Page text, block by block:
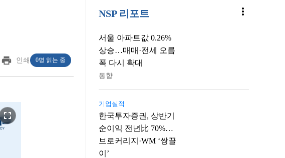
print 인쇄 0명 읽는 중
fullscreen
NSP 리포트 more_vert
서울 아파트값 0.26%
상승…매매·전세 오름
폭 다시 확대
동향
기업실적
한국투자증권, 상반기
순이익 전년比 70%…
브로커리지·WM ‘쌍끌
이’